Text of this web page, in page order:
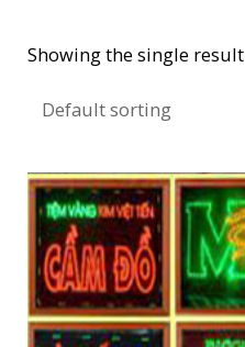
Showing the single result